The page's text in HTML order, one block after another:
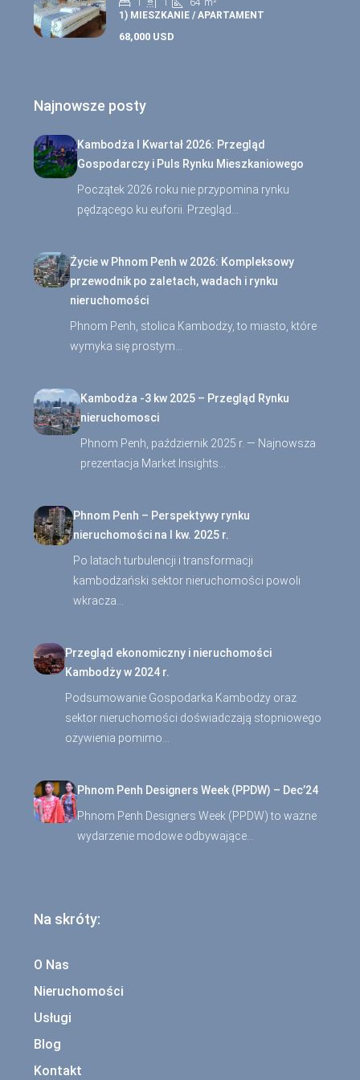
1) MIESZKANIE / APARTAMENT
68,000 USD
Najnowsze posty
Kambodża I Kwartał 2026: Przegląd
Gospodarczy i Puls Rynku Mieszkaniowego
Początek 2026 roku nie przypomina rynku
pędzącego ku euforii. Przegląd…
Życie w Phnom Penh w 2026: Kompleksowy
przewodnik po zaletach, wadach i rynku
nieruchomości
Phnom Penh, stolica Kambodży, to miasto, które
wymyka się prostym…
Kambodża -3 kw 2025 – Przegląd Rynku
nieruchomosci
Phnom Penh, październik 2025 r. — Najnowsza
prezentacja Market Insights…
Phnom Penh – Perspektywy rynku
nieruchomości na I kw. 2025 r.
Po latach turbulencji i transformacji
kambodżański sektor nieruchomości powoli
wkracza…
Przegląd ekonomiczny i nieruchomości
Kambodży w 2024 r.
Podsumowanie Gospodarka Kambodży oraz
sektor nieruchomości doświadczają stopniowego
ożywienia pomimo…
Phnom Penh Designers Week (PPDW) – Dec’24
Phnom Penh Designers Week (PPDW) to ważne
wydarzenie modowe odbywające…
Na skróty:
O Nas
Nieruchomości
Usługi
Blog
Kontakt